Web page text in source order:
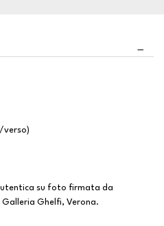
verso)
su foto firmata da
Ghelfi, Verona.